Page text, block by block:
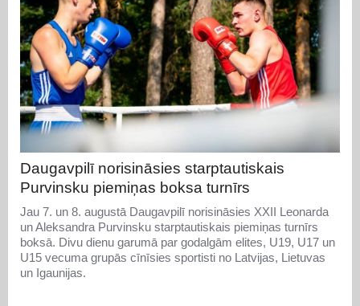
Daugavpilī norisināsies starptautiskais
Purvinsku piemiņas boksa turnīrs
Jau 7. un 8. augustā Daugavpilī norisināsies XXII Leonarda
un Aleksandra Purvinsku starptautiskais piemiņas turnīrs
boksā. Divu dienu garumā par godalgām elites, U19, U17 un
U15 vecuma grupās cīnīsies sportisti no Latvijas, Lietuvas
un Igaunijas.